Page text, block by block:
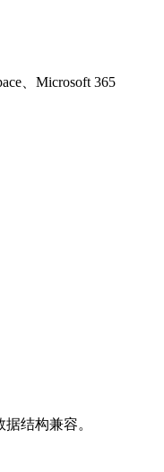
、Microsoft 365
结构兼容。